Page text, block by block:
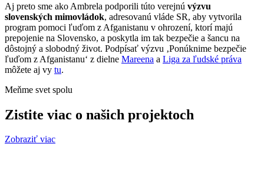
Aj preto sme ako Ambrela podporili túto verejnú výzvu
slovenských mimovládok, adresovanú vláde SR, aby vytvorila
program pomoci ľuďom z Afganistanu v ohrození, ktorí majú
prepojenie na Slovensko, a poskytla im tak bezpečie a šancu na
dôstojný a slobodný život. Podpísať výzvu ‚Ponúknime bezpečie
ľuďom z Afganistanu‘ z dielne Mareena a Liga za ľudské práva
môžete aj vy tu.
Meňme svet spolu
Zistite viac o našich projektoch
Zobraziť viac